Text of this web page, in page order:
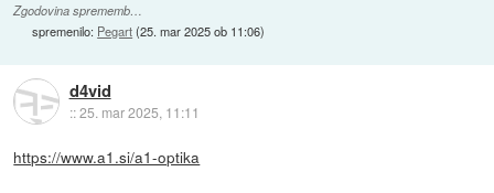
Zgodovina sprememb…
spremenilo: Pegart(25. mar 2025 ob 11:06)
d4vid
::25. mar 2025, 11:11
https://www.a1.si/a1-optika